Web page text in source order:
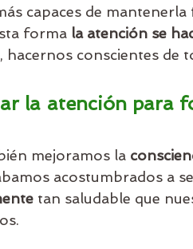
capaces de mantenerla
forma la atención se
conscientes de
la atención para
mejoramos la
acostumbrados a
tan saludable que